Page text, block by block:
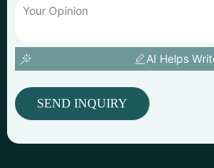
AI Helps
SEND INQUIRY